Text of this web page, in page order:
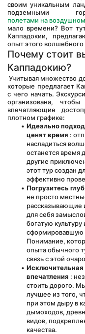
своим уникальным
подземными
полетами на
мало времени? Вот
Каппадокии,
опыт этого волшебного
Почему стоит
Каппадокию?
Учитывая множество достопримечательностей и впечатлений,
которые предлагает
с чего начать.
организована,
впечатляющие
плотном графике:
Идеально
ценят время :
насладиться
останется время
другие
этот тур создан
эффективно
Погрузитесь
не просто
рассказывающие
для себя
богатую
сформировавшую
Понимание,
опыта обычного
связь с этой
впечатления :
стоить дорого.
лучшее из того,
при этом дыру в
дымоходов,
видов,
качества.